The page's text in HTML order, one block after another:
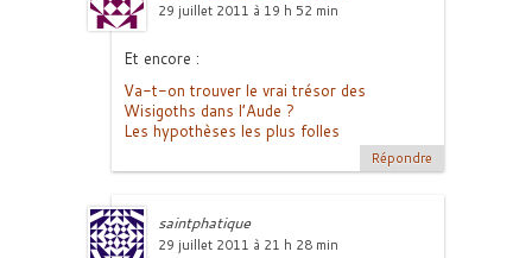
29 juillet 2011 à 19 h 52 min
Et encore :
Va-t-on trouver le vrai trésor des
Wisigoths dans l’Aude ?
Les hypothèses les plus folles
Répondre
saintphatique
29 juillet 2011 à 21 h 28 min